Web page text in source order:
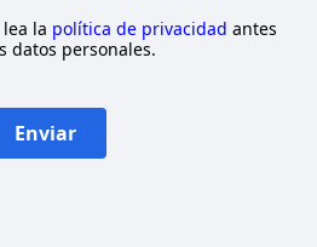
la política de privacidad antes
datos personales.
Enviar